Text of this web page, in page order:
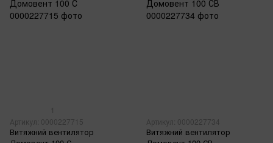
1
Артикул: 0000227715
Витяжний вентилятор
Артикул: 0000227734
Витяжний вентилятор